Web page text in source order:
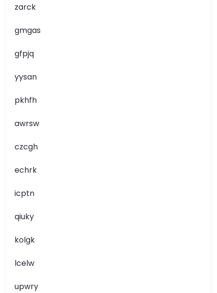
zarck
gmgas
gfpjq
yysan
pkhfh
awrsw
czcgh
echrk
icptn
qiuky
kolgk
lcelw
upwry